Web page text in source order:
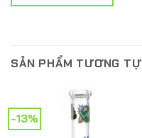
SẢN PHẨM TƯƠNG TỰ
-13%